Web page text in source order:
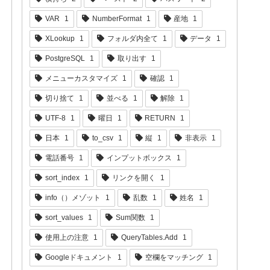
VAR 1 NumberFormat 1 産地 1
XLookup 1 フォルダ内全て 1 データ 1
PostgreSQL 1 取り出す 1
メニューカスタマイズ 1 確認 1
切り捨て 1 並べる 1 解除 1
UTF-8 1 曜日 1 RETURN 1
日本 1 to_csv 1 縦 1 非表示 1
電話番号 1 インプットボックス 1
sort_index 1 リンクを開く 1
info（）メゾット 1 乱数 1 姓名 1
sort_values 1 Sum関数 1
使用上の注意 1 QueryTables.Add 1
Googleドキュメント 1 空欄をマッチング 1